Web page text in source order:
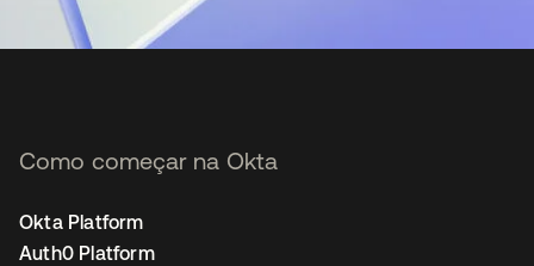
Como começar na Okta
Okta Platform
Auth0 Platform